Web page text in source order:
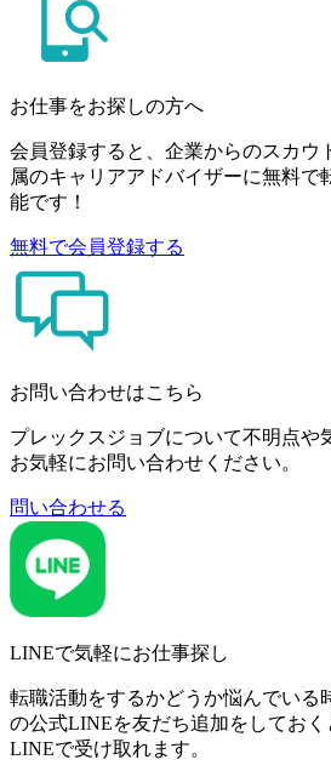
お仕事をお探しの方へ
会員登録すると、企業からのスカウ
属のキャリアアドバイザーに無料で
能です！
無料で会員登録する
お問い合わせはこちら
プレックスジョブについて不明点や
お気軽にお問い合わせください。
問い合わせる
LINEで気軽にお仕事探し
転職活動をするかどうか悩んでいる
の公式LINEを友だち追加をしてお
LINEで受け取れます。